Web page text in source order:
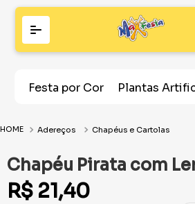
Festa por Cor Plantas
Adereços Chapéus e Cartolas
Chapéu Pirata com
R$ 21,40